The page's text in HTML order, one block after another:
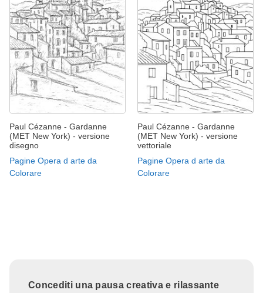
Paul Cézanne - Gardanne
(MET New York) - versione
disegno
Pagine Opera d arte da
Colorare
Paul Cézanne - Gardanne
(MET New York) - versione
vettoriale
Pagine Opera d arte da
Colorare
Concediti una pausa creativa e rilassante